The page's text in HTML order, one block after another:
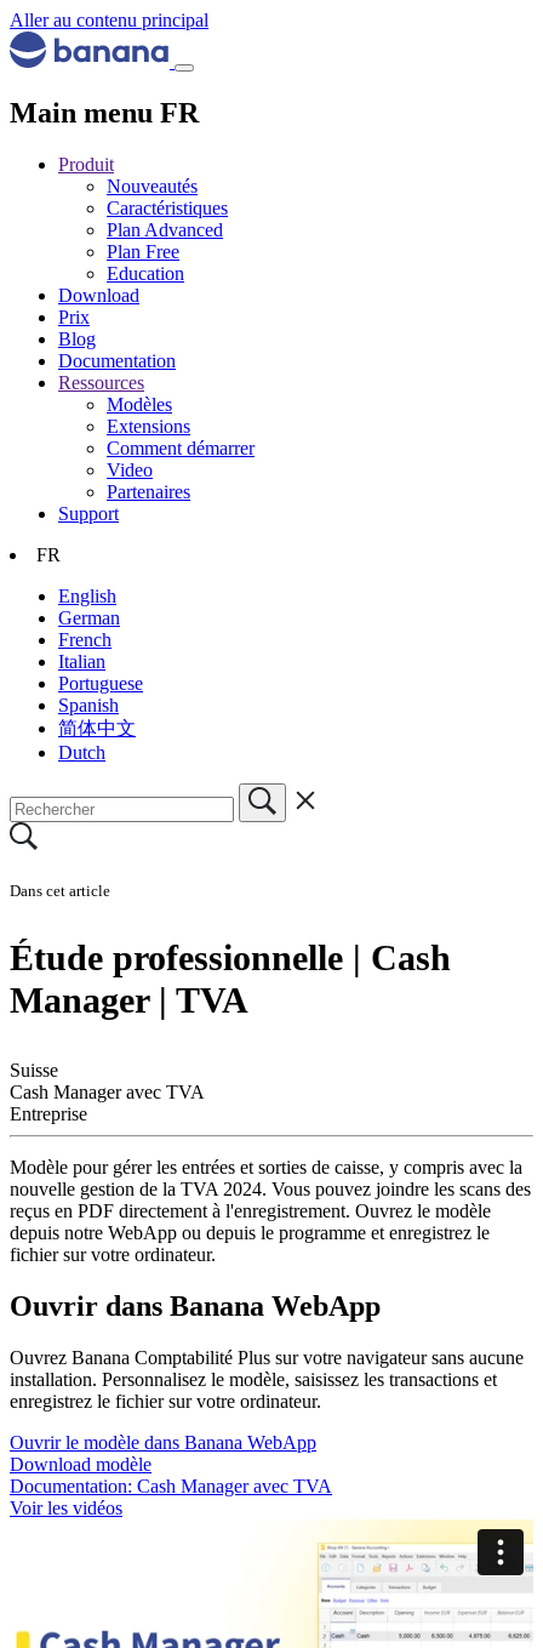
Aller au contenu principal
Main menu FR
Produit
Nouveautés
Caractéristiques
Plan Advanced
Plan Free
Education
Download
Prix
Blog
Documentation
Ressources
Modèles
Extensions
Comment démarrer
Video
Partenaires
Support
FR
English
German
French
Italian
Portuguese
Spanish
简体中文
Dutch
Dans cet article
Étude professionnelle | Cash
Manager | TVA
Suisse
Cash Manager avec TVA
Entreprise
Modèle pour gérer les entrées et sorties de caisse, y compris avec la
nouvelle gestion de la TVA 2024. Vous pouvez joindre les scans des
reçus en PDF directement à l'enregistrement. Ouvrez le modèle
depuis notre WebApp ou depuis le programme et enregistrez le
fichier sur votre ordinateur.
Ouvrir dans Banana WebApp
Ouvrez Banana Comptabilité Plus sur votre navigateur sans aucune
installation. Personnalisez le modèle, saisissez les transactions et
enregistrez le fichier sur votre ordinateur.
Ouvrir le modèle dans Banana WebApp
Download modèle
Documentation: Cash Manager avec TVA
Voir les vidéos